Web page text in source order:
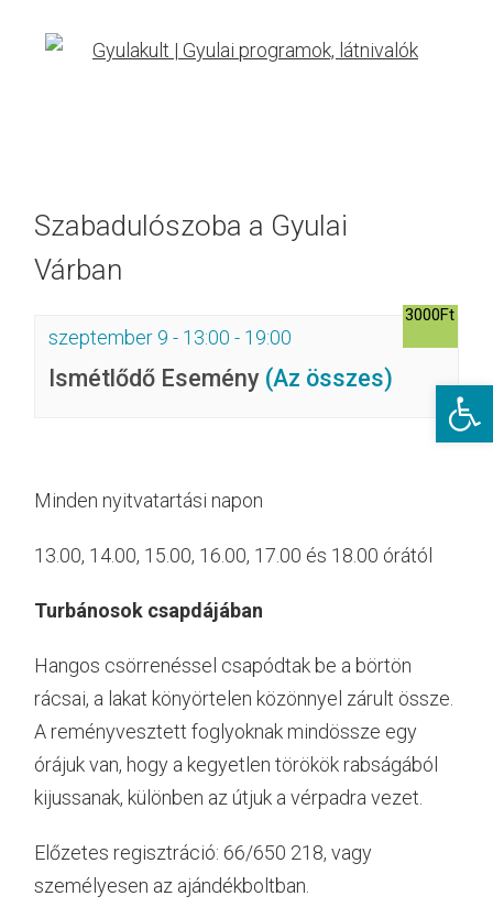
Szabadulószoba a Gyulai
Várban
szeptember 9 - 13:00 - 19:00
Ismétlődő Esemény (Az összes)
3000Ft
Minden nyitvatartási napon
13.00, 14.00, 15.00, 16.00, 17.00 és 18.00 órától
Turbánosok csapdájában
Hangos csörrenéssel csapódtak be a börtön
rácsai, a lakat könyörtelen közönnyel zárult össze.
A reményvesztett foglyoknak mindössze egy
órájuk van, hogy a kegyetlen törökök rabságából
kijussanak, különben az útjuk a vérpadra vezet.
Előzetes regisztráció: 66/650 218, vagy
személyesen az ajándékboltban.